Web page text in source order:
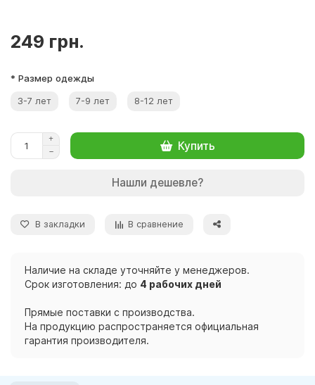
249 грн.
* Размер одежды
3-7 лет 7-9 лет 8-12 лет
Купить
Нашли дешевле?
В закладки В сравнение
Наличие на складе уточняйте у менеджеров.
Срок изготовления: до 4 рабочих дней
Прямые поставки с производства.
На продукцию распространяется официальная
гарантия производителя.